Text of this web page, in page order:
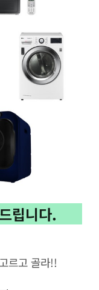
립니다.
고르고 골라!!